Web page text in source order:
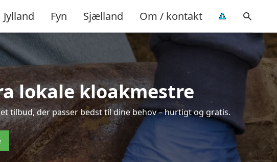
Jylland Fyn Sjælland Om / kontakt
lokale kloakmestre
tilbud, der passer bedst til dine behov – hurtigt og gratis.